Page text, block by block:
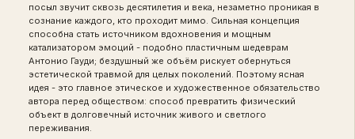
посыл звучит сквозь десятилетия и века, незаметно проникая в
сознание каждого, кто проходит мимо. Сильная концепция
способна стать источником вдохновения и мощным
катализатором эмоций - подобно пластичным шедеврам
Антонио Гауди; бездушный же объём рискует обернуться
эстетической травмой для целых поколений. Поэтому ясная
идея - это главное этическое и художественное обязательство
автора перед обществом: способ превратить физический
объект в долговечный источник живого и светлого
переживания.